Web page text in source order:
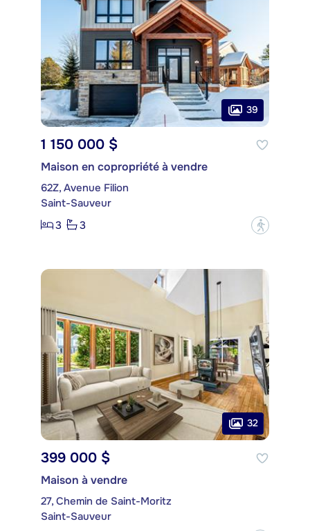
39
1 150 000 $
Maison en copropriété à vendre
62Z, Avenue Filion
Saint-Sauveur
3
3 ?
32
399 000 $
Maison à vendre
27, Chemin de Saint-Moritz
Saint-Sauveur